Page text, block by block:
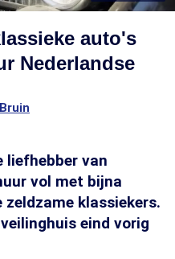
auto's
Nederlandse
liefhebber van
vol met bijna
klassiekers.
eind vorig